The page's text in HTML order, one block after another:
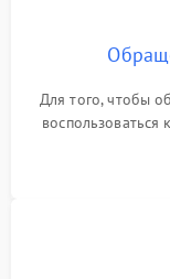
Для того, чтобы
или